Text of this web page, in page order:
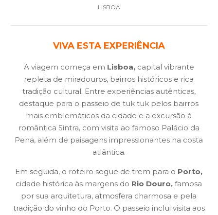
LISBOA
VIVA ESTA EXPERIÊNCIA
A viagem começa em Lisboa, capital vibrante
repleta de miradouros, bairros históricos e rica
tradição cultural. Entre experiências autênticas,
destaque para o passeio de tuk tuk pelos bairros
mais emblemáticos da cidade e a excursão à
romântica Sintra, com visita ao famoso Palácio da
Pena, além de paisagens impressionantes na costa
atlântica.
Em seguida, o roteiro segue de trem para o Porto,
cidade histórica às margens do Rio Douro,famosa
por sua arquitetura, atmosfera charmosa e pela
tradição do vinho do Porto. O passeio inclui visita aos